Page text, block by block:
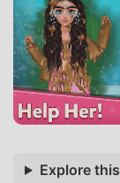
Explore